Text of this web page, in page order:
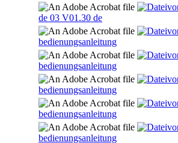
de 03 V01.30 de
bedienungsanleitung
bedienungsanleitung
bedienungsanleitung
bedienungsanleitung
bedienungsanleitung